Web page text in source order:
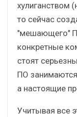
хулиганством
то сейчас
"мешающего"
конкретные
стоят
ПО
а настоящие
Учитывая все